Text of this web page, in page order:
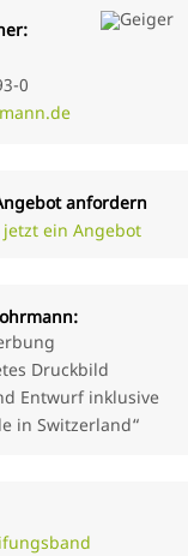
0
anfordern
jetzt ein Angebot
Druckbild
Entwurf inklusive
in Switzerland“